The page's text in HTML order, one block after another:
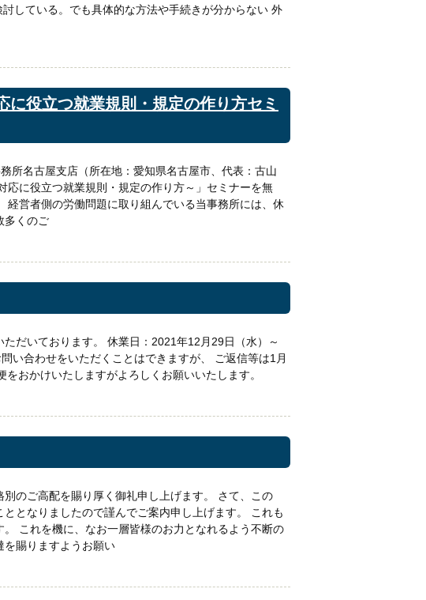
している。でも具体的な方法や手続きが分からない 外
に役立つ就業規則・規定の作り方セミ
所名古屋支店（所在地：愛知県名古屋市、代表：古山
に役立つ就業規則・規定の作り方～」セミナーを無
営者側の労働問題に取り組んでいる当事務所には、休
多くのご
だいております。 休業日：2021年12月29日（水）～
い合わせをいただくことはできますが、 ご返信等は1月
おかけいたしますがよろしくお願いいたします。
のご高配を賜り厚く御礼申し上げます。 さて、この
となりましたので謹んでご案内申し上げます。 これも
これを機に、なお一層皆様のお力となれるよう不断の
を賜りますようお願い